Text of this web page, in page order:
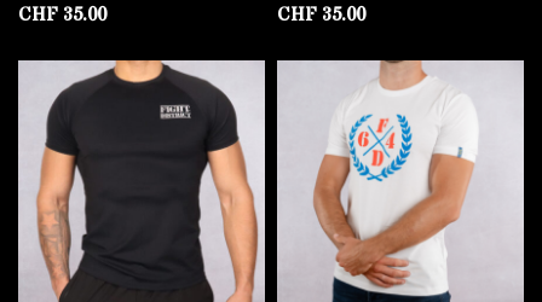
CHF 35.00
CHF 35.00